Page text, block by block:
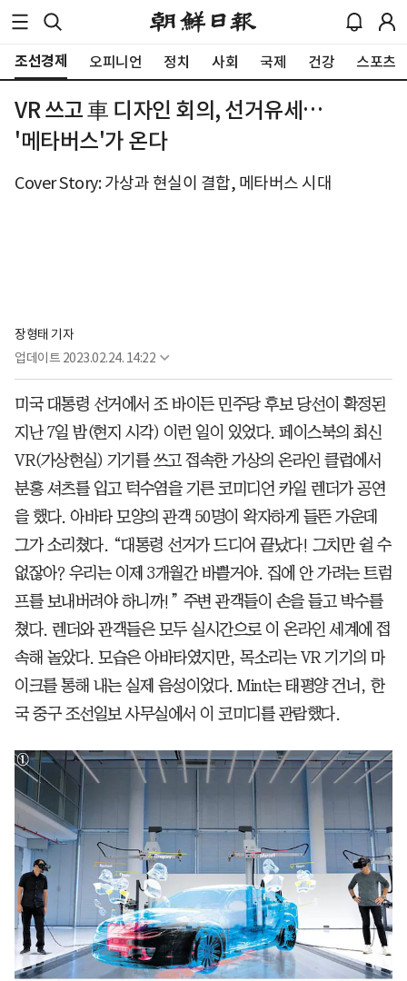
조선경제 오피니언 정치 사회 국제 건강 스포츠
VR 쓰고 車 디자인 회의, 선거유세…
'메타버스'가 온다
Cover Story: 가상과 현실이 결합, 메타버스 시대
장형태 기자
업데이트 2023.02.24. 14:22
미국 대통령 선거에서 조 바이든 민주당 후보 당선이 확정된
지난 7일 밤(현지 시각) 이런 일이 있었다. 페이스북의 최신
VR(가상현실) 기기를 쓰고 접속한 가상의 온라인 클럽에서
분홍 셔츠를 입고 턱수염을 기른 코미디언 카일 렌더가 공연
을 했다. 아바타 모양의 관객 50명이 왁자하게 들뜬 가운데
그가 소리쳤다. “대통령 선거가 드디어 끝났다! 그치만 쉴 수
없잖아? 우리는 이제 3개월간 바쁠거야. 집에 안 가려는 트럼
프를 보내버려야 하니까!” 주변 관객들이 손을 들고 박수를
쳤다. 렌더와 관객들은 모두 실시간으로 이 온라인 세계에 접
속해 놀았다. 모습은 아바타였지만, 목소리는 VR 기기의 마
이크를 통해 내는 실제 음성이었다. Mint는 태평양 건너, 한
국 중구 조선일보 사무실에서 이 코미디를 관람했다.